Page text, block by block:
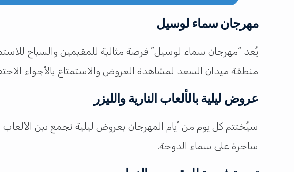
مهرجان سماء لوسيل
يُعد “مهرجان سماء لوسيل” فرصة مثالية للمقيمين والسياح
منطقة ميدان السعد لمشاهدة العروض والاستمتاع بالأجواء
عروض ليلية بالألعاب النارية والليزر
سيُختتم كل يوم من أيام المهرجان بعروض ليلية تجمع بين الألعاب
ساحرة على سماء الدوحة.​